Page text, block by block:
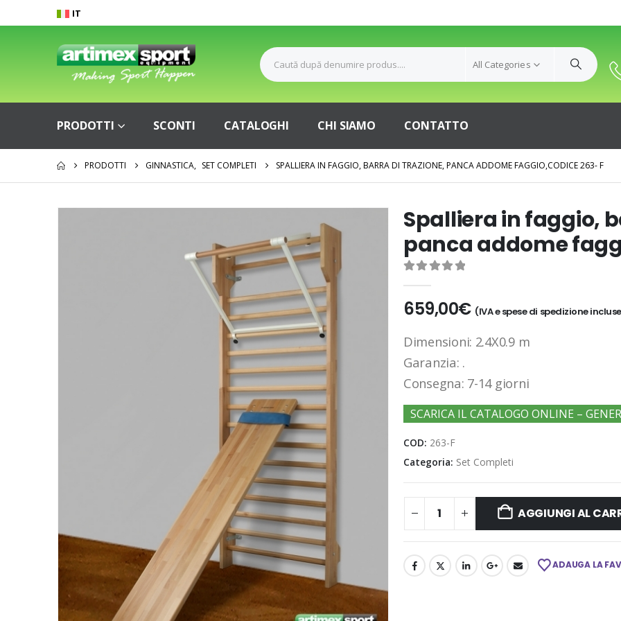
IT
All Categories
PRODOTTI SCONTI CATALOGHI CHI SIAMO CONTATTO
PRODOTTI GINNASTICA, SET COMPLETI SPALLIERA IN FAGGIO, BARRA DI TRAZIONE, PANCA ADDOME FAGGIO,CODICE 263- F
Spalliera in faggio,
panca addome
659,00€ (IVA e spese di spedizione
Dimensioni: 2.4X0.9 m
Garanzia: .
Consegna: 7-14 giorni
SCARICA IL CATALOGO ONLINE –
COD: 263-F
Categoria: Set Completi
AGGIUNGI AL
ADAUGA LA